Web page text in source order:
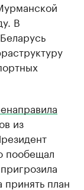
В
из
пообещал
план